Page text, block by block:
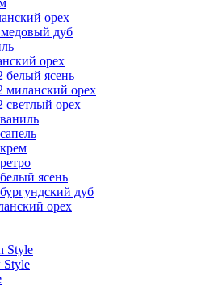
орех
дуб
орех
белый ясень
миланский орех
светлый орех
ясень
дуб
орех
Style
Style